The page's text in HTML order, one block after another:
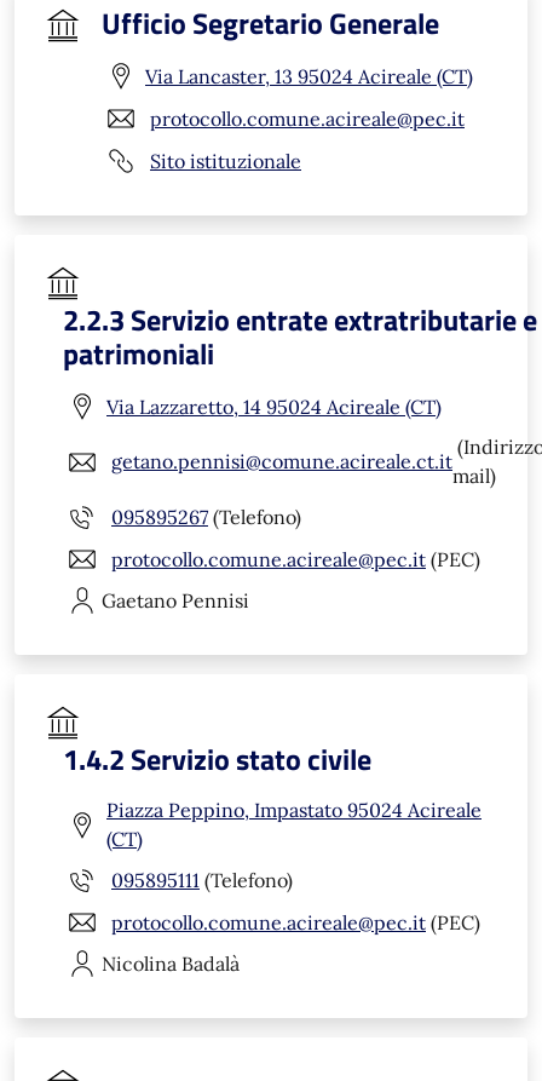
Ufficio Segretario Generale
Via Lancaster, 13 95024 Acireale (CT)
protocollo.comune.acireale@pec.it
Sito istituzionale
2.2.3 Servizio entrate extratributarie e
patrimoniali
Via Lazzaretto, 14 95024 Acireale (CT)
getano.pennisi@comune.acireale.ct.it
mail)
095895267 (Telefono)
protocollo.comune.acireale@pec.it (PEC)
Gaetano Pennisi
1.4.2 Servizio stato civile
Piazza Peppino, Impastato 95024 Acireale
(CT)
095895111 (Telefono)
protocollo.comune.acireale@pec.it (PEC)
Nicolina Badalà